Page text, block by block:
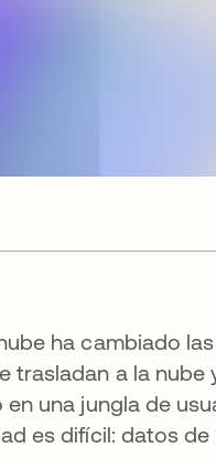
ha cambiado
trasladan a la
una jungla de
es difícil: datos